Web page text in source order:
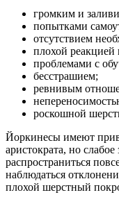
громким и
попытками
отсутствием
плохой реакцией
проблемами с
бесстрашием;
ревнивым
роскошной
Йоркинесы имеют
аристократа, но
распространиться
наблюдаться
плохой шерстный